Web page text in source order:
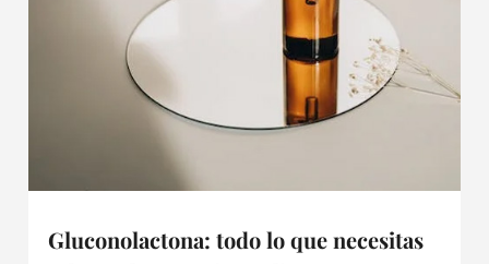
Gluconolactona: todo lo que necesitas